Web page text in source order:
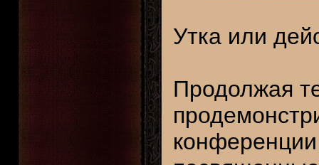
Утка или
Продолжая